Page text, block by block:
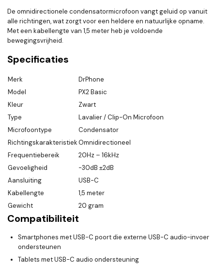
De omnidirectionele condensatormicrofoon vangt geluid op vanuit
alle richtingen, wat zorgt voor een heldere en natuurlijke opname.
Met een kabellengte van 1,5 meter heb je voldoende
bewegingsvrijheid.
Specificaties
Merk
DrPhone
Model
PX2 Basic
Kleur
Zwart
Type
Lavalier / Clip-On Microfoon
Microfoontype
Condensator
RichtingskarakteristiekOmnidirectioneel
Frequentiebereik
20Hz – 16kHz
Gevoeligheid
-30dB ±2dB
Aansluiting
USB-C
Kabellengte
1,5 meter
Gewicht
20 gram
Compatibiliteit
Smartphones met USB-C poort die externe USB-C audio-invoer
ondersteunen
Tablets met USB-C audio ondersteuning